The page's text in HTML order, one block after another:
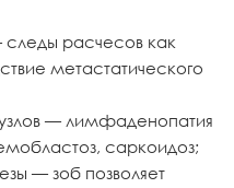
расчесов как
метастатического
— лимфаденопатия
саркоидоз;
— зоб позволяет